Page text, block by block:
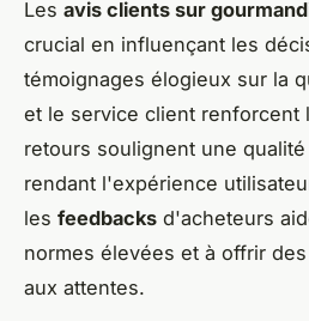
Les avis clients sur
crucial en influençant les
témoignages élogieux sur la
et le service client renforcent
retours soulignent une qualité
rendant l'expérience
les feedbacks d'acheteurs
normes élevées et à offrir
aux attentes.